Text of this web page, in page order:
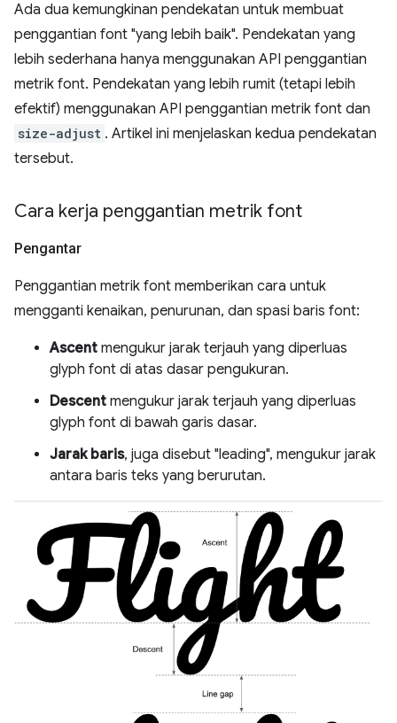
Ada dua kemungkinan pendekatan untuk membuat
penggantian font "yang lebih baik". Pendekatan yang
lebih sederhana hanya menggunakan API penggantian
metrik font. Pendekatan yang lebih rumit (tetapi lebih
efektif) menggunakan API penggantian metrik font dan
size-adjust . Artikel ini menjelaskan kedua pendekatan
tersebut.
Cara kerja penggantian metrik font
Pengantar
Penggantian metrik font memberikan cara untuk
mengganti kenaikan, penurunan, dan spasi baris font:
Ascent mengukur jarak terjauh yang diperluas
glyph font di atas dasar pengukuran.
Descent mengukur jarak terjauh yang diperluas
glyph font di bawah garis dasar.
Jarak baris, juga disebut "leading", mengukur jarak
antara baris teks yang berurutan.